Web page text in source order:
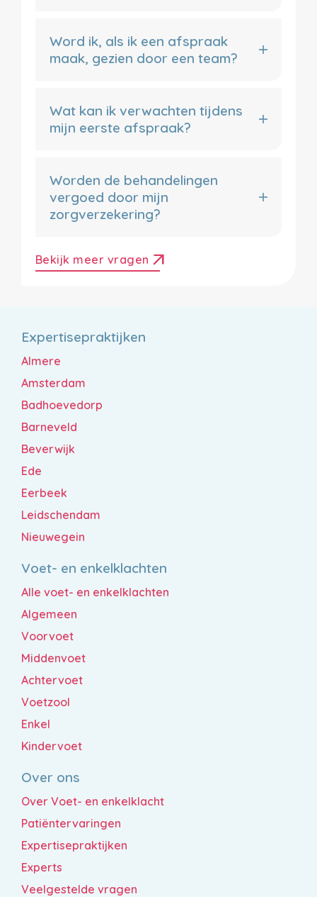
Word ik, als ik een afspraak
maak, gezien door een team?
Wat kan ik verwachten tijdens
mijn eerste afspraak?
Worden de behandelingen
vergoed door mijn
zorgverzekering?
Bekijk meer vragen arrow_outward
Expertisepraktijken
Almere
Amsterdam
Badhoevedorp
Barneveld
Beverwijk
Ede
Eerbeek
Leidschendam
Nieuwegein
Voet- en enkelklachten
Alle voet- en enkelklachten
Algemeen
Voorvoet
Middenvoet
Achtervoet
Voetzool
Enkel
Kindervoet
Over ons
Over Voet- en enkelklacht
Patiëntervaringen
Expertisepraktijken
Experts
Veelgestelde vragen